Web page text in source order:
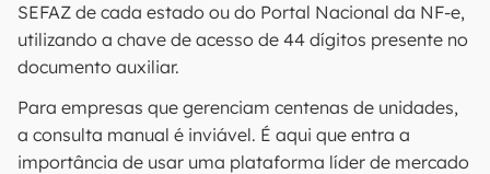
SEFAZ de cada estado ou do Portal Nacional da NF-e,
utilizando a chave de acesso de 44 dígitos presente no
documento auxiliar.
Para empresas que gerenciam centenas de unidades,
a consulta manual é inviável. É aqui que entra a
importância de usar uma plataforma líder de mercado